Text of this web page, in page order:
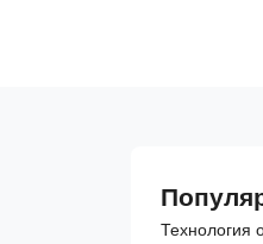
Технология